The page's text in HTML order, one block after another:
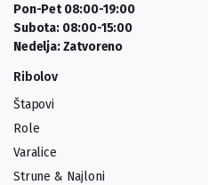
Pon-Pet 08:00-19:00
Subota: 08:00-15:00
Nedelja: Zatvoreno
Ribolov
Štapovi
Role
Varalice
Strune & Najloni